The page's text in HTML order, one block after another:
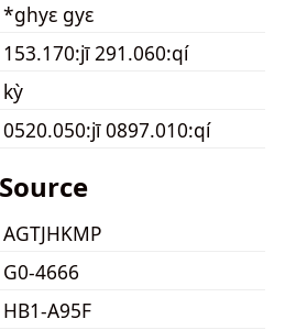
*ghyɛ gyɛ
153.170:jī 291.060:qí
kỳ
0520.050:jī 0897.010:qí
AGTJHKMP
G0-4666
HB1-A95F